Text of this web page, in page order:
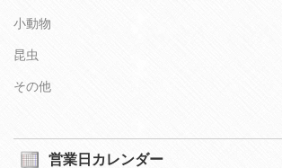
小動物
昆虫
その他
営業日カレンダー